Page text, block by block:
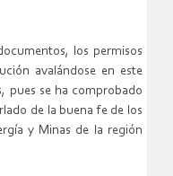
los permisos
avalándose en este
pues se ha comprobado
de la buena fe de los
y Minas de la región